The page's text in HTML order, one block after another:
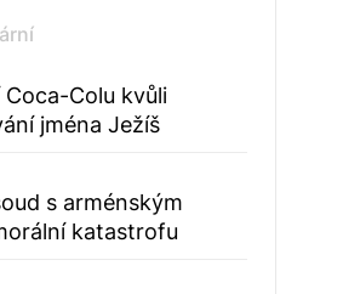
Colu kvůli
jména Ježíš
s arménským
katastrofu